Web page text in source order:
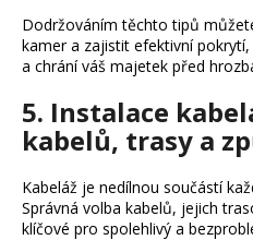
Dodržováním těchto tipů
kamer a zajistit efektivní
a chrání váš majetek před
5. Instalace
kabelů, trasy a
Kabeláž je nedílnou součástí
Správná volba kabelů, jejich
klíčové pro spolehlivý a